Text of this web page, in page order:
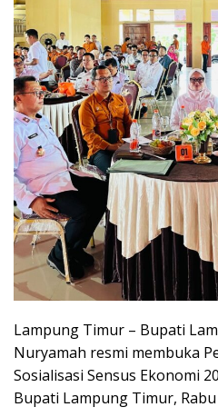
Lampung Timur – Bupati
Nuryamah resmi membuka
Sosialisasi Sensus Ekonomi
Bupati Lampung Timur,